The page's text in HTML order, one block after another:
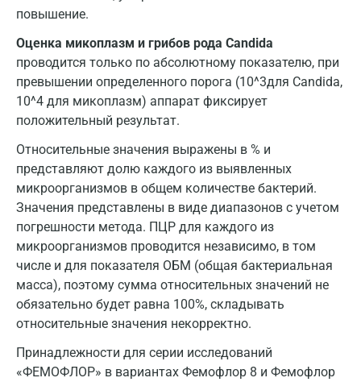
повышение.
Оценка микоплазм и грибов рода Candida
проводится только по абсолютному показателю, при
превышении определенного порога (10^3для Candida,
10^4 для микоплазм) аппарат фиксирует
положительный результат.
Относительные значения выражены в % и
представляют долю каждого из выявленных
микроорганизмов в общем количестве бактерий.
Значения представлены в виде диапазонов с учетом
погрешности метода. ПЦР для каждого из
микроорганизмов проводится независимо, в том
числе и для показателя ОБМ (общая бактериальная
масса), поэтому сумма относительных значений не
обязательно будет равна 100%, складывать
относительные значения некорректно.
Принадлежности для серии исследований
«ФЕМОФЛОР» в вариантах Фемофлор 8 и Фемофлор